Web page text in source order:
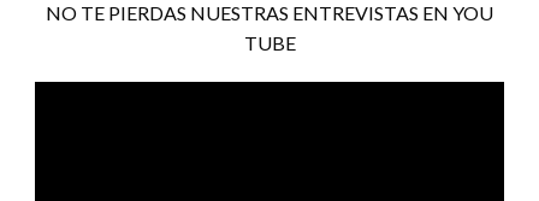
NO TE PIERDAS NUESTRAS ENTREVISTAS EN YOU
TUBE